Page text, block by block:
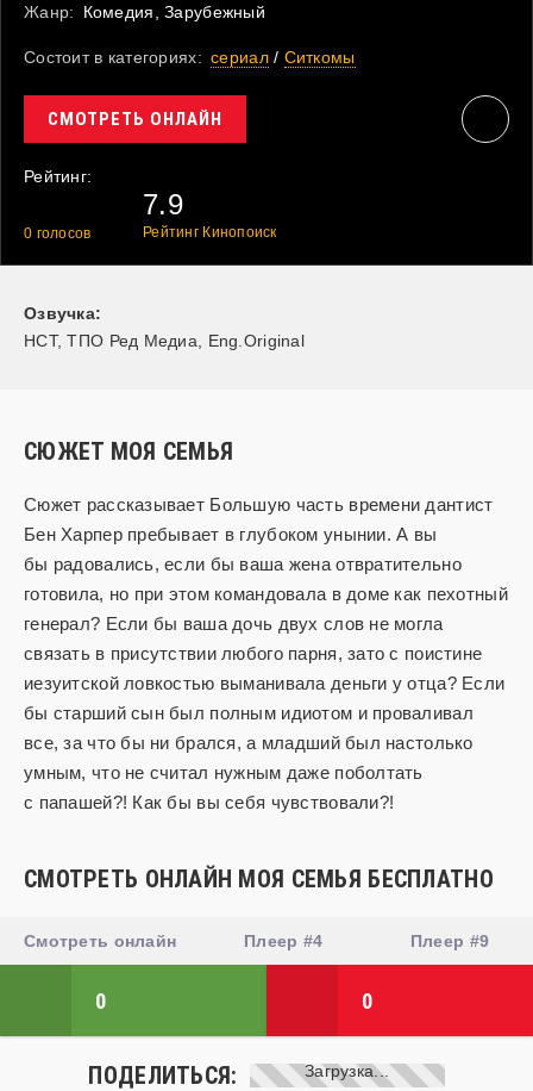
Жанр: Комедия, Зарубежный
Состоит в категориях: cериал/ Ситкомы
СМОТРЕТЬ ОНЛАЙН
Рейтинг:
0 голосов
7.9
Рейтинг Кинопоиск
Озвучка:
НСТ, ТПО Ред Медиа, Eng.Original
СЮЖЕТ МОЯ СЕМЬЯ
Сюжет рассказывает Большую часть времени дантист
Бен Харпер пребывает в глубоком унынии. А вы
бы радовались, если бы ваша жена отвратительно
готовила, но при этом командовала в доме как пехотный
генерал? Если бы ваша дочь двух слов не могла
связать в присутствии любого парня, зато с поистине
иезуитской ловкостью выманивала деньги у отца? Если
бы старший сын был полным идиотом и проваливал
все, за что бы ни брался, а младший был настолько
умным, что не считал нужным даже поболтать
с папашей?! Как бы вы себя чувствовали?!
СМОТРЕТЬ ОНЛАЙН МОЯ СЕМЬЯ БЕСПЛАТНО
Смотреть онлайн Плеер #4 Плеер #9
0 0
ПОДЕЛИТЬСЯ: